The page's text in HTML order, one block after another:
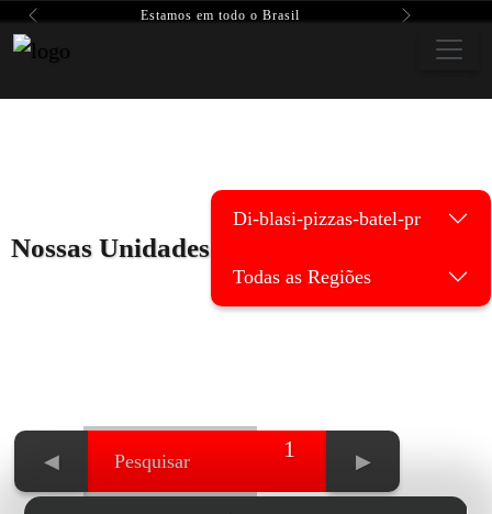
Estamos em todo o Brasil
Previous Next
Nossas Unidades
Di-blasi-pizzas-batel-pr
Todas as Regiões
◀ 1 ▶